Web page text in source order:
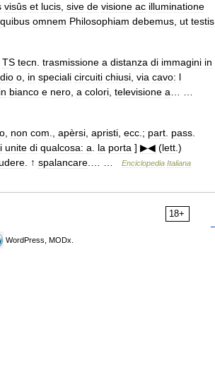
visûs et lucis sive de visione ac illuminatione
quibus omnem Philosophiam debemus ut testis
TS tecn trasmissione a distanza di immagini in
o in speciali circuiti chiusi via cavo: l
in bianco e nero a colori televisione a
o non com apèrsi apristi ecc .; part pass
unite di qualcosa: a la porta ] ▶◀ (lett .)
. ↑ spalancare Enciclopedia Italiana
18+
WordPress, MODx.